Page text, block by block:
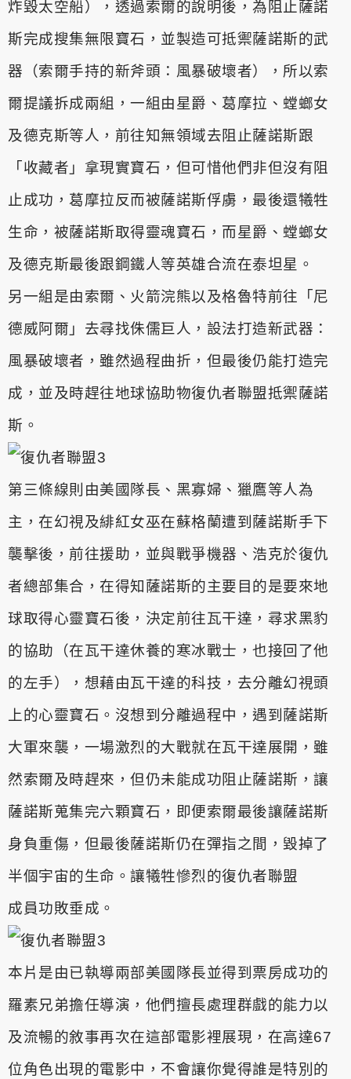
炸毀太空船），透過索爾的說明後，為阻止薩諾
斯完成搜集無限寶石，並製造可抵禦薩諾斯的武
器（索爾手持的新斧頭：風暴破壞者），所以索
爾提議拆成兩組，一組由星爵、葛摩拉、螳螂女
及德克斯等人，前往知無領域去阻止薩諾斯跟
「收藏者」拿現實寶石，但可惜他們非但沒有阻
止成功，葛摩拉反而被薩諾斯俘虜，最後還犧牲
生命，被薩諾斯取得靈魂寶石，而星爵、螳螂女
及德克斯最後跟鋼鐵人等英雄合流在泰坦星。
另一組是由索爾、火箭浣熊以及格魯特前往「尼
德威阿爾」去尋找侏儒巨人，設法打造新武器：
風暴破壞者，雖然過程曲折，但最後仍能打造完
成，並及時趕往地球協助物復仇者聯盟抵禦薩諾
斯。
第三條線則由美國隊長、黑寡婦、獵鷹等人為
主，在幻視及緋紅女巫在蘇格蘭遭到薩諾斯手下
襲擊後，前往援助，並與戰爭機器、浩克於復仇
者總部集合，在得知薩諾斯的主要目的是要來地
球取得心靈寶石後，決定前往瓦干達，尋求黑豹
的協助（在瓦干達休養的寒冰戰士， 也接回了他
的左手），想藉由瓦干達的科技，去分離幻視頭
上的心靈寶石。沒想到分離過程中，遇到薩諾斯
大軍來襲，一場激烈的大戰就在瓦干達展開，雖
然索爾及時趕來，但仍未能成功阻止薩諾斯，讓
薩諾斯蒐集完六顆寶石，即便索爾最後讓薩諾斯
身負重傷，但最後薩諾斯仍在彈指之間，毀掉了
半個宇宙的生命。讓犧牲慘烈的復仇者聯盟
成員功敗垂成。
本片是由已執導兩部美國隊長並得到票房成功的
羅素兄弟擔任導演， 他們擅長處理群戲的能力以
及流暢的敘事再次在這部電影裡展現，在高達67
位角色出現的電影中，不會讓你覺得誰是特別的